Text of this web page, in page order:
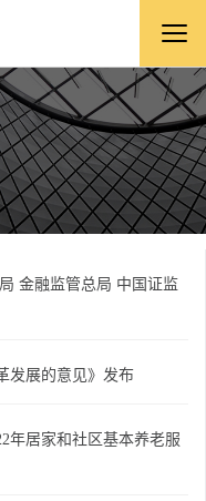
金融监管总局 中国证监
发展的意见》发布
年居家和社区基本养老服